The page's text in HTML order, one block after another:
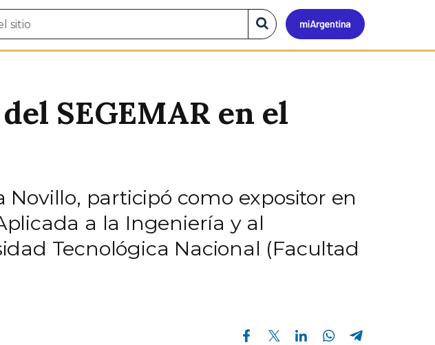
Mi
Buscar
en
el
SEGEMAR en el
Novillo, participó como expositor en
a la Ingeniería y al
Tecnológica Nacional (Facultad
Compartir en Facebook Compartir en Twitter Compartir en Linkedin Compartir en Whatsapp